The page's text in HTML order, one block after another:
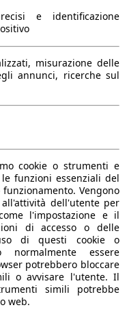
e identificazione
misurazione delle
annunci, ricerche sul
cookie o strumenti e
funzioni essenziali del
Vengono
dell'utente per
l'impostazione e il
di accesso o delle
di questi cookie o
essere
potrebbero bloccare
o avvisare l'utente. Il
simili potrebbe
web.